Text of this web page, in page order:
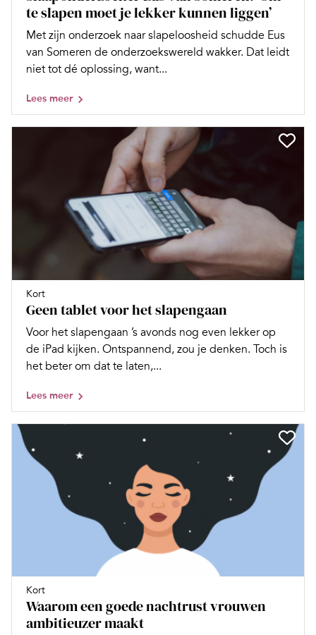
te slapen moet je lekker kunnen liggen’
Met zijn onderzoek naar slapeloosheid schudde Eus
van Someren de onderzoekswereld wakker. Dat leidt
niet tot dé oplossing, want...
Lees meer
Kort
Geen tablet voor het slapengaan
Voor het slapengaan ’s avonds nog even lekker op
de iPad kijken. Ontspannend, zou je denken. Toch is
het beter om dat te laten,...
Lees meer
Kort
Waarom een goede nachtrust vrouwen
ambitieuzer maakt